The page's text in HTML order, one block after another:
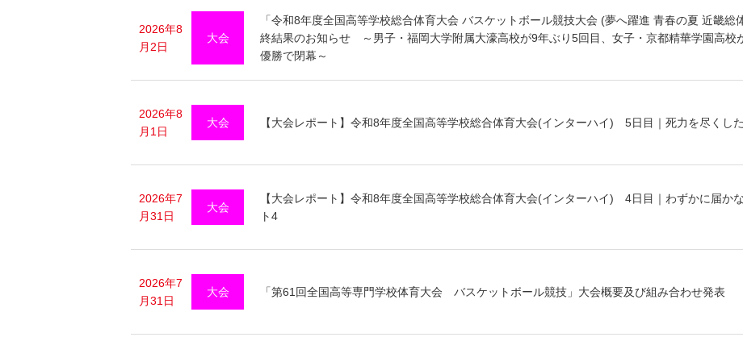
2026年8
月2日
大会
「令和8年度全国高等学校総合体育大会 バスケットボール競技大会 (夢へ躍進 青春の夏 近畿総
終結果のお知らせ ～男子・福岡大学附属大濠高校が9年ぶり5回目、女子・京都精華学園高校
優勝で閉幕～
2026年8
月1日
大会 【大会レポート】令和8年度全国高等学校総合体育大会(インターハイ) 5日目｜死力を尽くし
2026年7
月31日
大会
【大会レポート】令和8年度全国高等学校総合体育大会(インターハイ) 4日目｜わずかに届か
ト4
2026年7
月31日
大会 「第61回全国高等専門学校体育大会 バスケットボール競技」大会概要及び組み合わせ発表